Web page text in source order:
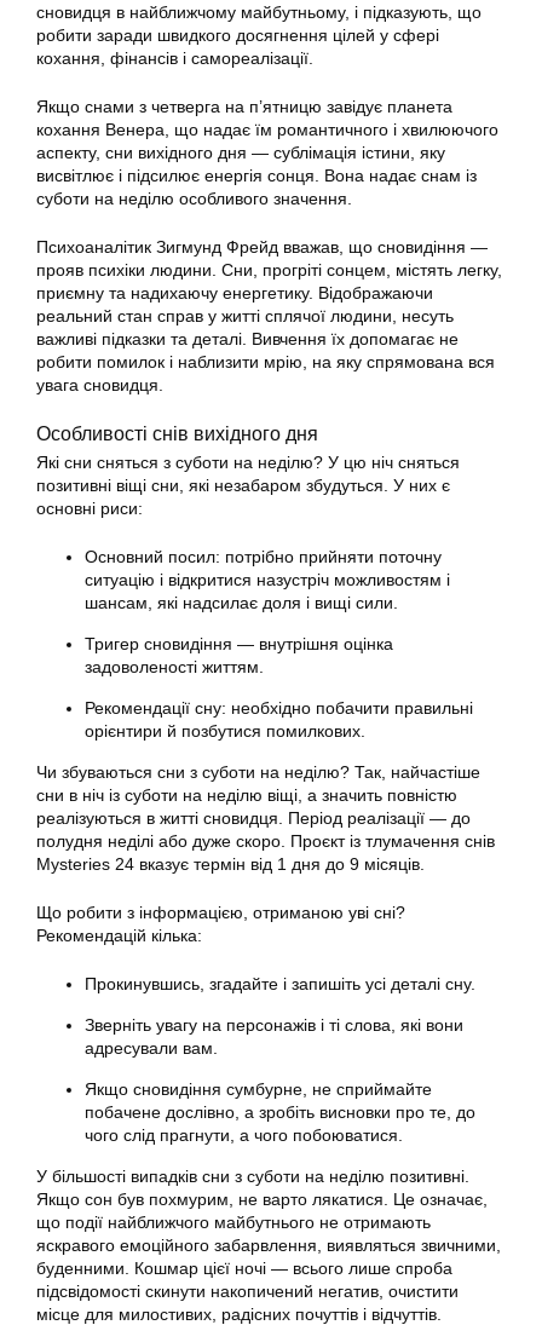
сновидця в найближчому майбутньому, і підказують, що
робити заради швидкого досягнення цілей у сфері
кохання, фінансів і самореалізації.
Якщо снами з четверга на п’ятницю завідує планета
кохання Венера, що надає їм романтичного і хвилюючого
аспекту, сни вихідного дня — сублімація істини, яку
висвітлює і підсилює енергія сонця. Вона надає снам із
суботи на неділю особливого значення.
Психоаналітик Зигмунд Фрейд вважав, що сновидіння —
прояв психіки людини. Сни, прогріті сонцем, містять легку,
приємну та надихаючу енергетику. Відображаючи
реальний стан справ у житті сплячої людини, несуть
важливі підказки та деталі. Вивчення їх допомагає не
робити помилок і наблизити мрію, на яку спрямована вся
увага сновидця.
Особливості снів вихідного дня
Які сни сняться з суботи на неділю? У цю ніч сняться
позитивні віщі сни, які незабаром збудуться. У них є
основні риси:
Основний посил: потрібно прийняти поточну
ситуацію і відкритися назустріч можливостям і
шансам, які надсилає доля і вищі сили.
Тригер сновидіння — внутрішня оцінка
задоволеності життям.
Рекомендації сну: необхідно побачити правильні
орієнтири й позбутися помилкових.
Чи збуваються сни з суботи на неділю? Так, найчастіше
сни в ніч із суботи на неділю віщі, а значить повністю
реалізуються в житті сновидця. Період реалізації — до
полудня неділі або дуже скоро. Проєкт із тлумачення снів
Mysteries 24 вказує термін від 1 дня до 9 місяців.
Що робити з інформацією, отриманою уві сні?
Рекомендацій кілька:
Прокинувшись, згадайте і запишіть усі деталі сну.
Зверніть увагу на персонажів і ті слова, які вони
адресували вам.
Якщо сновидіння сумбурне, не сприймайте
побачене дослівно, а зробіть висновки про те, до
чого слід прагнути, а чого побоюватися.
У більшості випадків сни з суботи на неділю позитивні.
Якщо сон був похмурим, не варто лякатися. Це означає,
що події найближчого майбутнього не отримають
яскравого емоційного забарвлення, виявляться звичними,
буденними. Кошмар цієї ночі — всього лише спроба
підсвідомості скинути накопичений негатив, очистити
місце для милостивих, радісних почуттів і відчуттів.